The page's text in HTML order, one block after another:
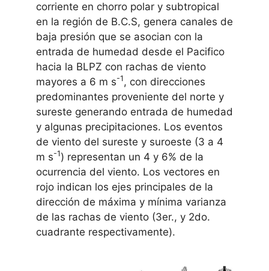
corriente en chorro polar y subtropical
en la región de B.C.S, genera canales de
baja presión que se asocian con la
entrada de humedad desde el Pacifico
hacia la BLPZ con rachas de viento
mayores a 6 m s-1, con direcciones
predominantes proveniente del norte y
sureste generando entrada de humedad
y algunas precipitaciones. Los eventos
de viento del sureste y suroeste (3 a 4
m s-1) representan un 4 y 6% de la
ocurrencia del viento. Los vectores en
rojo indican los ejes principales de la
dirección de máxima y mínima varianza
de las rachas de viento (3er., y 2do.
cuadrante respectivamente).